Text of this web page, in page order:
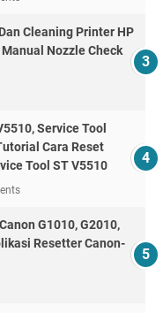
Cleaning Printer HP
Nozzle Check
Service Tool
Cara Reset
Tool ST V5510
G1010, G2010,
Resetter Canon-